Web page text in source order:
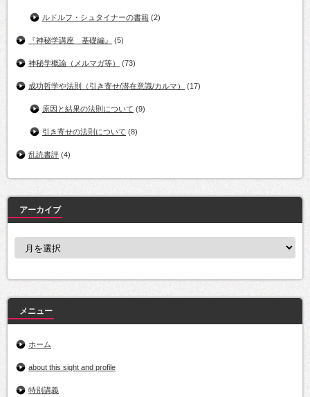
ルドルフ・シュタイナーの書籍 (2)
『神秘学講座 基礎編』 (5)
神秘学概論（メルマガ等） (73)
成功哲学や法則（引き寄せ/潜在意識/カルマ） (17)
原因と結果の法則について (9)
引き寄せの法則について (8)
乱読書評 (4)
アーカイブ
ア
ブ
メニュー
ホーム
about this sight and profile
特別講義